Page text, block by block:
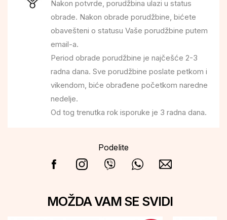
Nakon potvrde, porudžbina ulazi u status
obrade. Nakon obrade porudžbine, bićete
obavešteni o statusu Vaše porudžbine putem
email-a.
Period obrade porudžbine je najčešće 2-3
radna dana. Sve porudžbine poslate petkom i
vikendom, biće obrađene početkom naredne
nedelje.
Od tog trenutka rok isporuke je 3 radna dana.
Podelite
MOŽDA VAM SE SVIDI